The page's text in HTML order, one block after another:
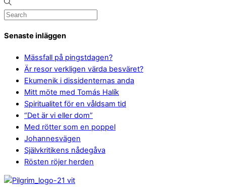
Senaste inläggen
Mässfall på pingstdagen?
Är resor verkligen värda besväret?
Ekumenik i dissidenternas anda
Mitt möte med Tomás Halík
Spiritualitet för en våldsam tid
“Det är vi eller dom”
Med rötter som en poppel
Johannesvägen
Självkritikens nådegåva
Rösten röjer herden